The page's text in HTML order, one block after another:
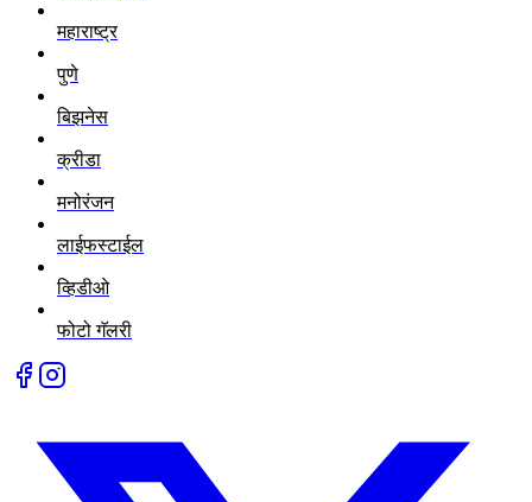
महाराष्ट्र
पुणे
बिझनेस
क्रीडा
मनोरंजन
लाईफस्टाईल
व्हिडीओ
फोटो गॅलरी